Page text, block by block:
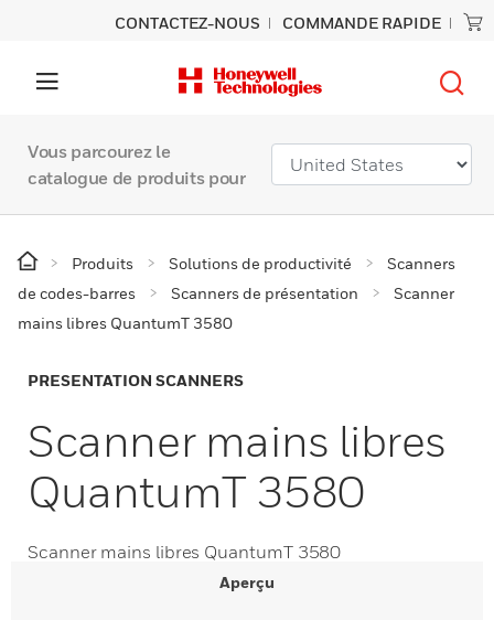
CONTACTEZ-NOUS COMMANDE RAPIDE
Vous parcourez le
catalogue de produits pour
Produits Solutions de productivité
Scanners
de codes-barres
Scanners de présentation
Scanner
mains libres QuantumT 3580
PRESENTATION SCANNERS
Scanner mains libres
QuantumT 3580
Scanner mains libres QuantumT 3580
Aperçu